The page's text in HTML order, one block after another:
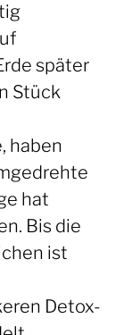
später
Stück
haben
hat
Bis die
ist
Detox-